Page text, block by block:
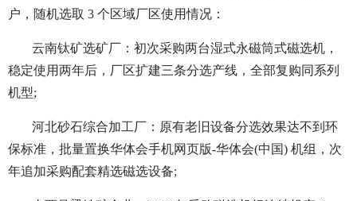
户，随机选取 3 个区域厂区使用情况：
云南钛矿选矿厂：初次采购两台湿式永磁筒式磁选机，
稳定使用两年后，厂区扩建三条分选产线，全部复购同系列
机型;
河北砂石综合加工厂：原有老旧设备分选效果达不到环
保标准，批量置换华体会手机网页版-华体会(中国) 机组，次
年追加采购配套精选磁选设备;